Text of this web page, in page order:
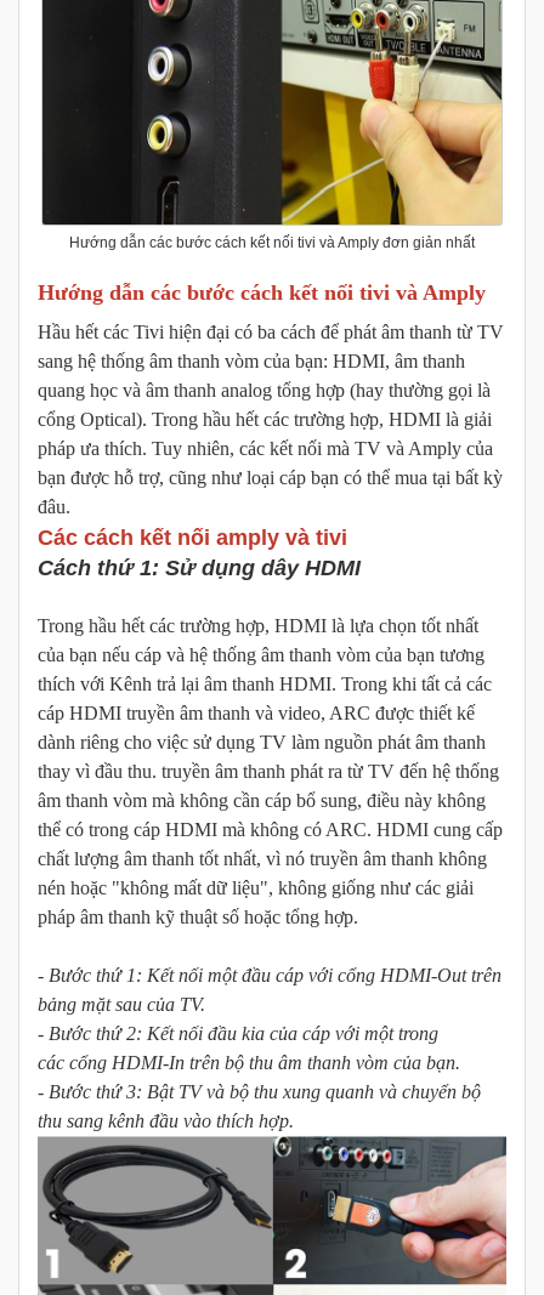
Hướng dẫn các bước cách kết nối tivi và Amply đơn giản nhất
Hướng dẫn các bước cách kết nối tivi và Amply
Hầu hết các Tivi hiện đại có ba cách để phát âm thanh từ TV
sang hệ thống âm thanh vòm của bạn: HDMI, âm thanh
quang học và âm thanh analog tổng hợp (hay thường gọi là
cổng Optical). Trong hầu hết các trường hợp, HDMI là giải
pháp ưa thích. Tuy nhiên, các kết nối mà TV và Amply của
bạn được hỗ trợ, cũng như loại cáp bạn có thể mua tại bất kỳ
đâu.
Các cách kết nối amply và tivi
Cách thứ 1: Sử dụng dây HDMI
Trong hầu hết các trường hợp, HDMI là lựa chọn tốt nhất
của bạn nếu cáp và hệ thống âm thanh vòm của bạn tương
thích với Kênh trả lại âm thanh HDMI. Trong khi tất cả các
cáp HDMI truyền âm thanh và video, ARC được thiết kế
dành riêng cho việc sử dụng TV làm nguồn phát âm thanh
thay vì đầu thu. truyền âm thanh phát ra từ TV đến hệ thống
âm thanh vòm mà không cần cáp bổ sung, điều này không
thể có trong cáp HDMI mà không có ARC. HDMI cung cấp
chất lượng âm thanh tốt nhất, vì nó truyền âm thanh không
nén hoặc "không mất dữ liệu", không giống như các giải
pháp âm thanh kỹ thuật số hoặc tổng hợp.
- Bước thứ 1: Kết nối một đầu cáp với cổng HDMI-Out trên
bảng mặt sau của TV.
- Bước thứ 2: Kết nối đầu kia của cáp với một trong
các cổng HDMI-In trên bộ thu âm thanh vòm của bạn.
- Bước thứ 3: Bật TV và bộ thu xung quanh và chuyển bộ
thu sang kênh đầu vào thích hợp.